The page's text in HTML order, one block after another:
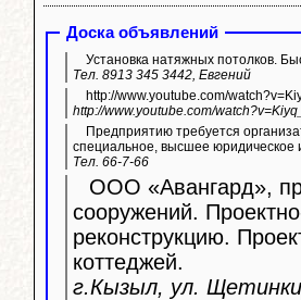
Доска объявлений
Установка натяжных потолков.
Тел. 8913 345 3442, Евгений
http://www.youtube.com/
http://www.youtube.com/
Предприятию требуется
специальное, высшее юридическое
Тел. 66-7-66
ООО «Авангард»,
сооружений.
реконструкцию.
коттеджей.
г.Кызыл, ул.